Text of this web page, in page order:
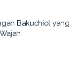
Bakuchiol yang